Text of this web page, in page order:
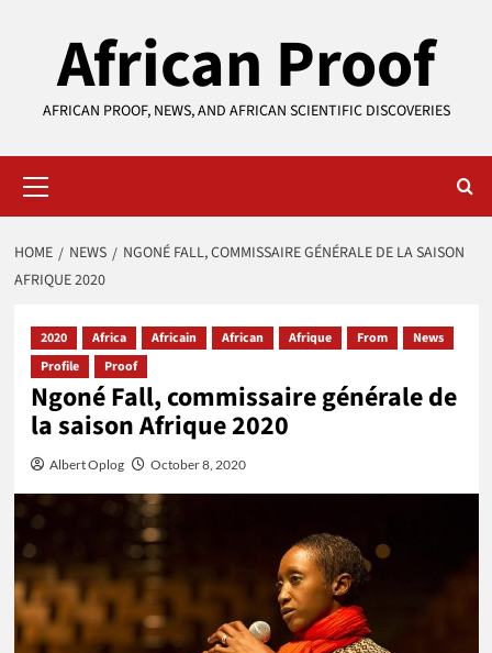
African Proof
AFRICAN PROOF, NEWS, AND AFRICAN SCIENTIFIC DISCOVERIES
Menu
HOME NEWS
NGONÉ FALL, COMMISSAIRE GÉNÉRALE DE LA SAISON
AFRIQUE 2020
2020 Africa Africain African Afrique From
News
Profile
Proof
Ngoné Fall, commissaire générale de
la saison Afrique 2020
Albert Oplog October 8, 2020